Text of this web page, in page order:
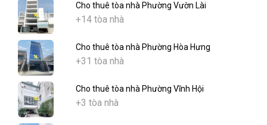
Cho thuê tòa nhà Phường Vườn Lài
+14 tòa nhà
Cho thuê tòa nhà Phường Hòa Hưng
+31 tòa nhà
Cho thuê tòa nhà Phường Vĩnh Hội
+3 tòa nhà